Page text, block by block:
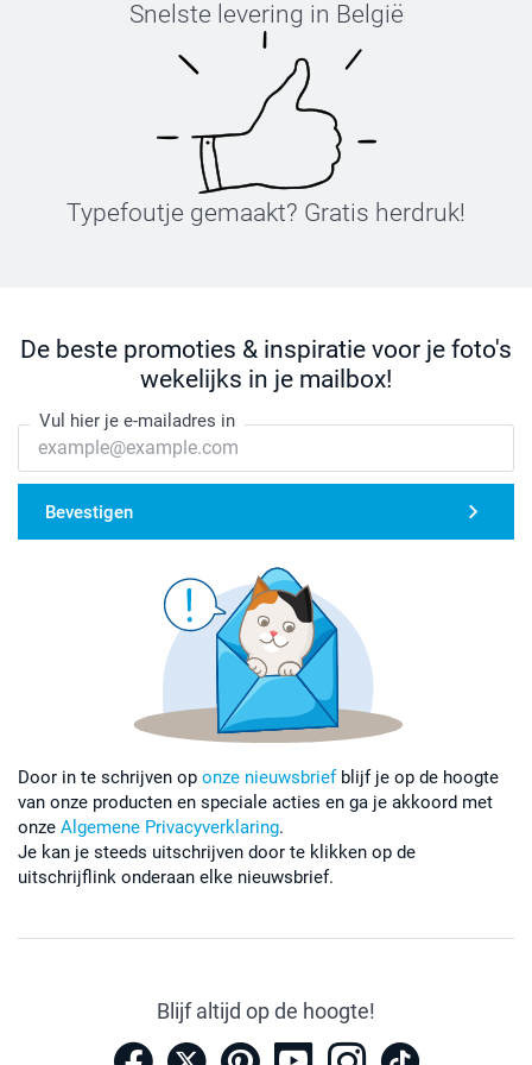
Snelste levering in België
Typefoutje gemaakt? Gratis herdruk!
De beste promoties & inspiratie voor je foto's
wekelijks in je mailbox!
Vul hier je e-mailadres in
Bevestigen
Door in te schrijven op onze nieuwsbriefblijf je op de hoogte
van onze producten en speciale acties en ga je akkoord met
onze Algemene Privacyverklaring.
Je kan je steeds uitschrijven door te klikken op de
uitschrijflink onderaan elke nieuwsbrief.
Blijf altijd op de hoogte!